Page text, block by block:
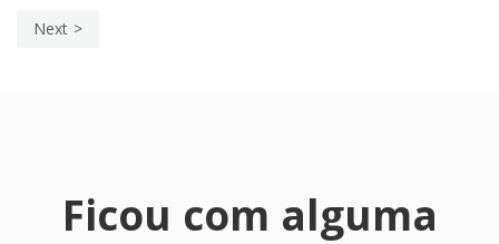
Next
Ficou com alguma